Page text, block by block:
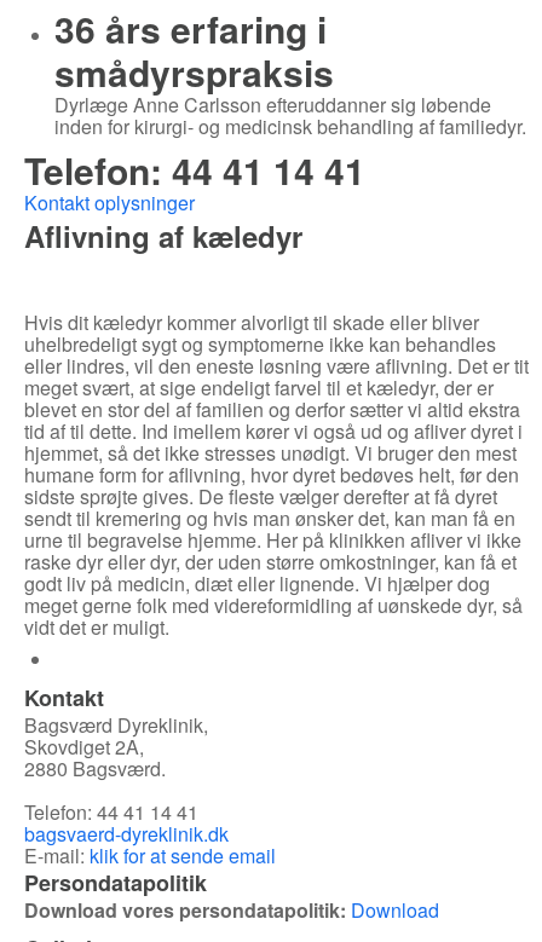
36 års erfaring i
smådyrspraksis
Dyrlæge Anne Carlsson efteruddanner sig løbende
inden for kirurgi- og medicinsk behandling af familiedyr.
Telefon: 44 41 14 41
Kontakt oplysninger
Aflivning af kæledyr
Hvis dit kæledyr kommer alvorligt til skade eller bliver
uhelbredeligt sygt og symptomerne ikke kan behandles
eller lindres, vil den eneste løsning være aflivning. Det er tit
meget svært, at sige endeligt farvel til et kæledyr, der er
blevet en stor del af familien og derfor sætter vi altid ekstra
tid af til dette. Ind imellem kører vi også ud og afliver dyret i
hjemmet, så det ikke stresses unødigt. Vi bruger den mest
humane form for aflivning, hvor dyret bedøves helt, før den
sidste sprøjte gives. De fleste vælger derefter at få dyret
sendt til kremering og hvis man ønsker det, kan man få en
urne til begravelse hjemme. Her på klinikken afliver vi ikke
raske dyr eller dyr, der uden større omkostninger, kan få et
godt liv på medicin, diæt eller lignende. Vi hjælper dog
meget gerne folk med videreformidling af uønskede dyr, så
vidt det er muligt.
Kontakt
Bagsværd Dyreklinik,
Skovdiget 2A,
2880 Bagsværd.
Telefon: 44 41 14 41
bagsvaerd-dyreklinik.dk
E-mail: klik for at sende email
Persondatapolitik
Download vores persondatapolitik: Download